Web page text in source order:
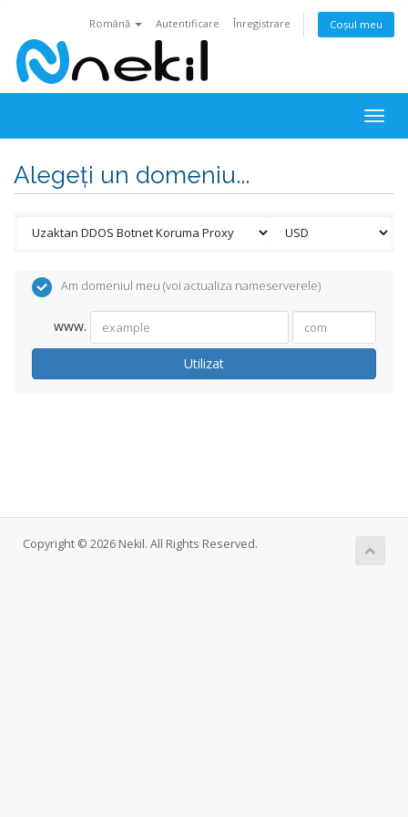
Română Autentificare Înregistrare Coșul meu
Alegeți un domeniu...
Am domeniul meu (voi actualiza nameserverele)
www.
Utilizat
Copyright © 2026 Nekil. All Rights Reserved.